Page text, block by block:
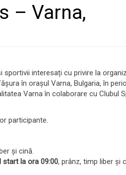
– Varna,
interesați cu privire la
în orașul Varna, Bulgaria, în
Varna în colaborare cu Clubul
participante.
și cină.
start la ora 09:00, prânz, timp liber și